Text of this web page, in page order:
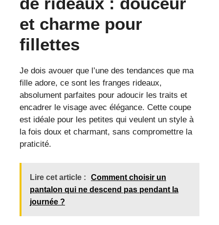
et charme pour
fillettes
Je dois avouer que l’une des tendances que ma
fille adore, ce sont les franges rideaux,
absolument parfaites pour adoucir les traits et
encadrer le visage avec élégance. Cette coupe
est idéale pour les petites qui veulent un style à
la fois doux et charmant, sans compromettre la
praticité.
Lire cet article :
Comment choisir un
pantalon qui ne descend pas pendant la
journée ?